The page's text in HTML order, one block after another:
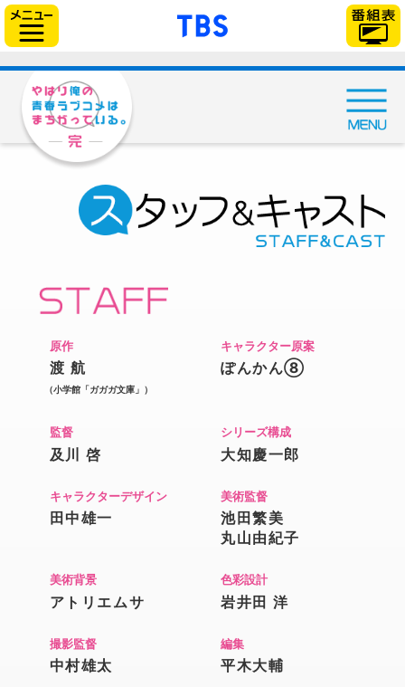
「TBSテレビ」トップ
原作
渡 航
（小学館「ガガガ文庫」）
キャラクター原案
ぽんかん⑧
監督
及川 啓
シリーズ構成
大知慶一郎
キャラクターデザイン
田中雄一
美術監督
池田繁美
丸山由紀子
美術背景
アトリエムサ
色彩設計
岩井田 洋
撮影監督
中村雄太
編集
平木大輔